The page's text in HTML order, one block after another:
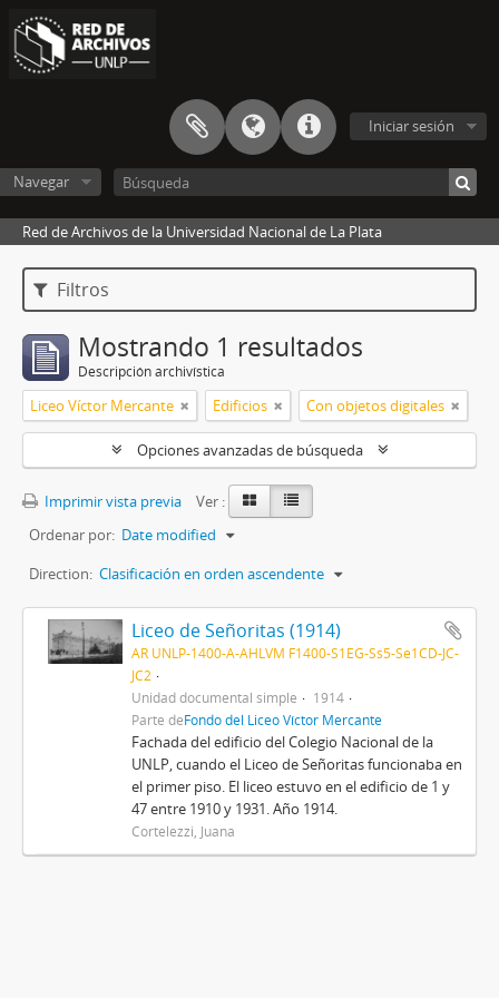
Iniciar sesión
Navegar
Red de Archivos de la Universidad Nacional de La Plata
Filtros
Mostrando 1 resultados
Descripción archivística
Liceo Víctor Mercante Edificios Con objetos digitales
Opciones avanzadas de búsqueda
Imprimir vista previa
Ver :
Ordenar por: Date modified
Direction: Clasificación en orden ascendente
Liceo de Señoritas (1914)
AR UNLP-1400-A-AHLVM F1400-S1EG-Ss5-Se1CD-JC-
JC2
Unidad documental simple
1914
Parte deFondo del Liceo Víctor Mercante
Fachada del edificio del Colegio Nacional de la
UNLP, cuando el Liceo de Señoritas funcionaba en
el primer piso. El liceo estuvo en el edificio de 1 y
47 entre 1910 y 1931. Año 1914.
Cortelezzi, Juana